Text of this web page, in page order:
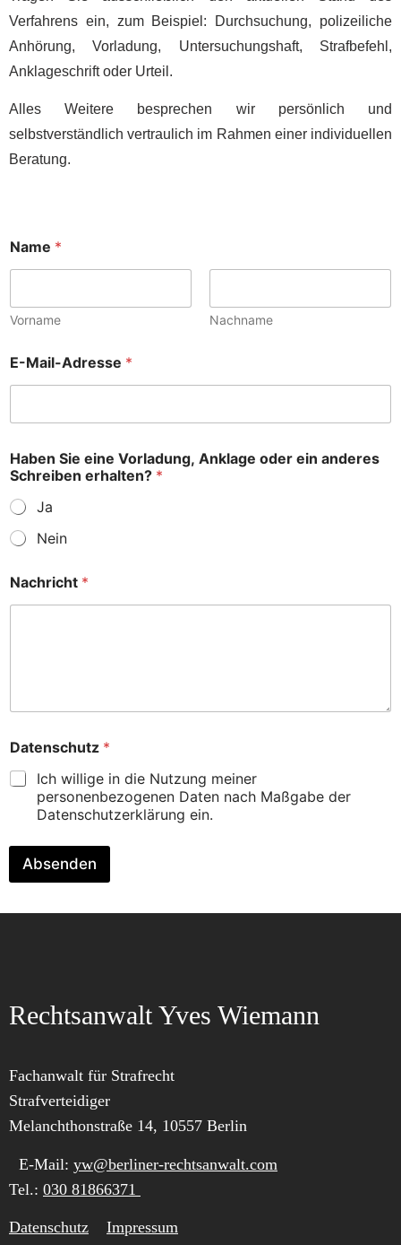
Verfahrens ein, zum Beispiel: Durchsuchung, polizeiliche
Anhörung, Vorladung, Untersuchungshaft, Strafbefehl,
Anklageschrift oder Urteil.
Alles Weitere besprechen wir persönlich und
selbstverständlich vertraulich im Rahmen einer individuellen
Beratung.
Name *
Vorname Nachname
i
n
e
A
n
k
a
E-Mail-Adresse *
Haben Sie eine Vorladung, Anklage oder ein anderes
Schreiben erhalten? *
Ja
Nein
Nachricht *
Datenschutz *
Ich willige in die Nutzung meiner
personenbezogenen Daten nach Maßgabe der
Datenschutzerklärung ein.
Absenden
Rechtsanwalt Yves Wiemann
Fachanwalt für Strafrecht
Strafverteidiger
Melanchthonstraße 14, 10557 Berlin
E-Mail: yw@berliner-rechtsanwalt.com
Tel.: 030 81866371
Datenschutz Impressum